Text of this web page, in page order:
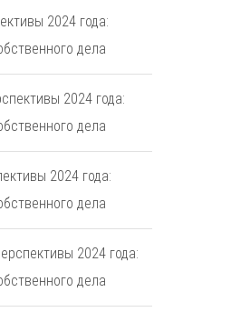
2024 года:
дела
2024 года:
дела
2024 года:
дела
2024 года:
дела